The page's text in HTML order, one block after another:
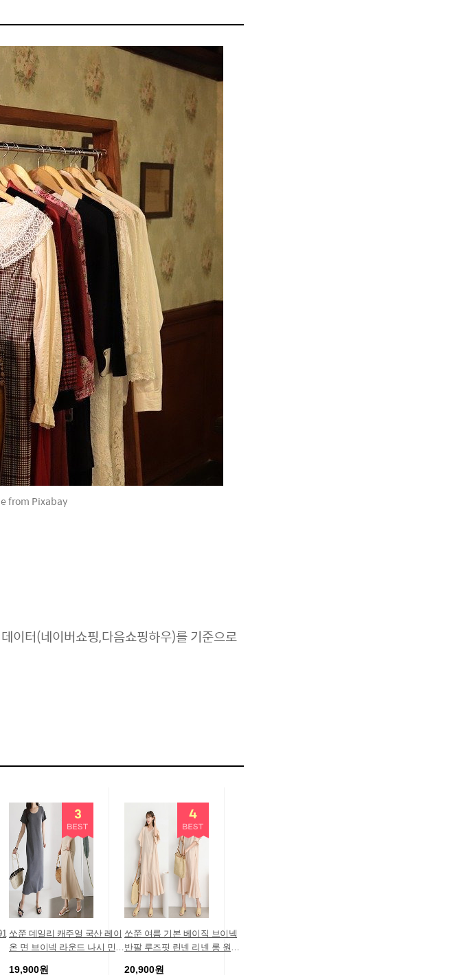
from Pixabay
이터(네이버쇼핑,다음쇼핑하우)를 기준으로
쏘쭌 데일리 캐주얼 국산 레이
온 면 브이넥 라운드 나시 민소
19,900원
쏘쭌 여름 기본 베이직 브이넥
반팔 루즈핏 린넨 리넨 롱 원피
20,900원